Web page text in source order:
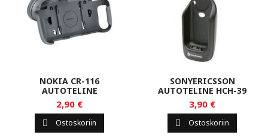
NOKIA CR-116
AUTOTELINE
2,90 €
 Ostoskoriin
SONYERICSSON
AUTOTELINE HCH-39
3,90 €
 Ostoskoriin